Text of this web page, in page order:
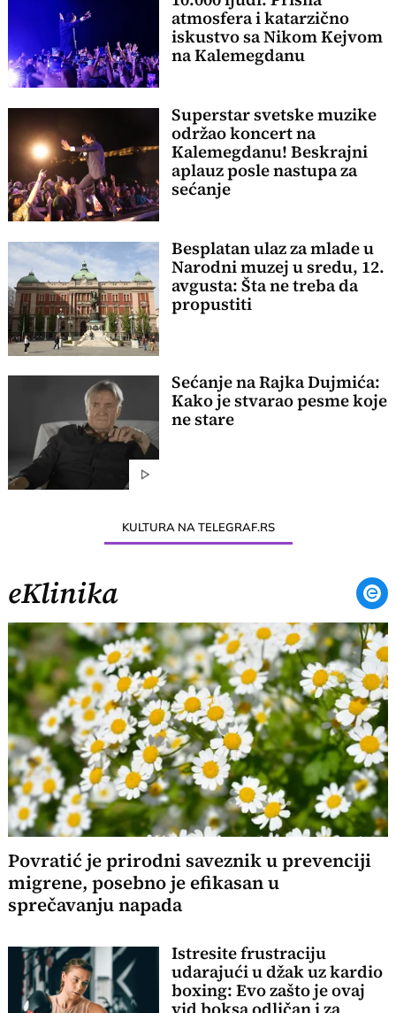
atmosfera i katarzično
iskustvo sa Nikom Kejvom
na Kalemegdanu
Superstar svetske muzike
održao koncert na
Kalemegdanu! Beskrajni
aplauz posle nastupa za
sećanje
Besplatan ulaz za mlade u
Narodni muzej u sredu, 12.
avgusta: Šta ne treba da
propustiti
Sećanje na Rajka Dujmića:
Kako je stvarao pesme koje
ne stare
KULTURA NA TELEGRAF.RS
eKlinika
Povratić je prirodni saveznik u prevenciji
migrene, posebno je efikasan u
sprečavanju napada
Istresite frustraciju
udarajući u džak uz kardio
boxing: Evo zašto je ovaj